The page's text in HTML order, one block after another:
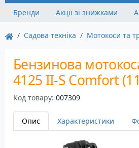
Бренди
Акції зі знижками
Садова техніка Мотокоси та
Бензинова
4125 II-S Comfort
Код товару: 007309
Опис Характеристики